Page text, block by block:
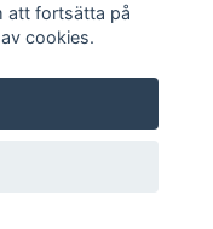
att fortsätta på
cookies.